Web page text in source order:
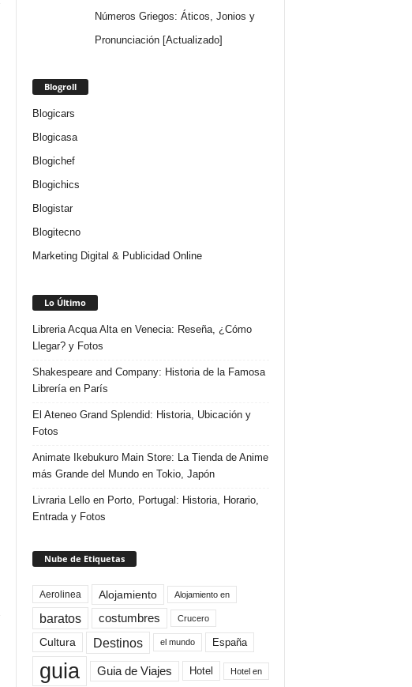
Números Griegos: Áticos, Jonios y
Pronunciación [Actualizado]
Blogroll
Blogicars
Blogicasa
Blogichef
Blogichics
Blogistar
Blogitecno
Marketing Digital & Publicidad Online
Lo Último
Libreria Acqua Alta en Venecia: Reseña, ¿Cómo
Llegar? y Fotos
Shakespeare and Company: Historia de la Famosa
Librería en París
El Ateneo Grand Splendid: Historia, Ubicación y
Fotos
Animate Ikebukuro Main Store: La Tienda de Anime
más Grande del Mundo en Tokio, Japón
Livraria Lello en Porto, Portugal: Historia, Horario,
Entrada y Fotos
Nube de Etiquetas
Aerolinea Alojamiento Alojamiento en
baratos costumbres Crucero
Cultura Destinos el mundo España
guia Guia de Viajes Hotel Hotel en